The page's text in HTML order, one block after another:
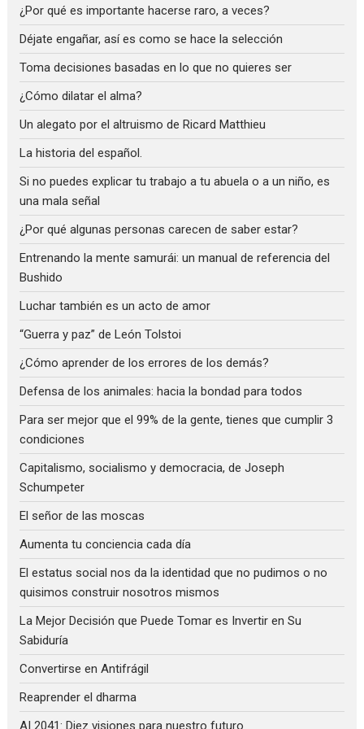
¿Por qué es importante hacerse raro, a veces?
Déjate engañar, así es como se hace la selección
Toma decisiones basadas en lo que no quieres ser
¿Cómo dilatar el alma?
Un alegato por el altruismo de Ricard Matthieu
La historia del español.
Si no puedes explicar tu trabajo a tu abuela o a un niño, es
una mala señal
¿Por qué algunas personas carecen de saber estar?
Entrenando la mente samurái: un manual de referencia del
Bushido
Luchar también es un acto de amor
“Guerra y paz” de León Tolstoi
¿Cómo aprender de los errores de los demás?
Defensa de los animales: hacia la bondad para todos
Para ser mejor que el 99% de la gente, tienes que cumplir 3
condiciones
Capitalismo, socialismo y democracia, de Joseph
Schumpeter
El señor de las moscas
Aumenta tu conciencia cada día
El estatus social nos da la identidad que no pudimos o no
quisimos construir nosotros mismos
La Mejor Decisión que Puede Tomar es Invertir en Su
Sabiduría
Convertirse en Antifrágil
Reaprender el dharma
AI 2041: Diez visiones para nuestro futuro